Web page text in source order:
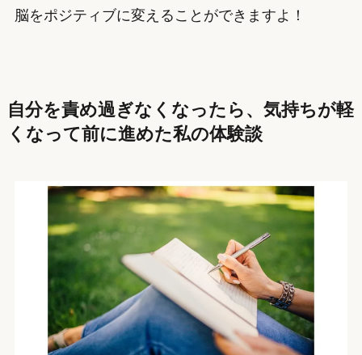
脳をポジティブに変えることができますよ！
自分を責め過ぎなくなったら、気持ちが軽
くなって前に進めた私の体験談